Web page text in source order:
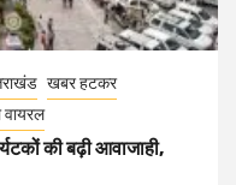
खबर हटकर
वायरल
की बढ़ी आवाजाही,